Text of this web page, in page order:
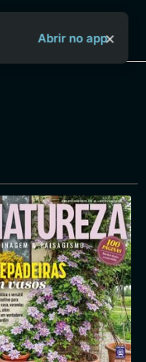
Revistas
Jornais
Notícias
Abrir no app×